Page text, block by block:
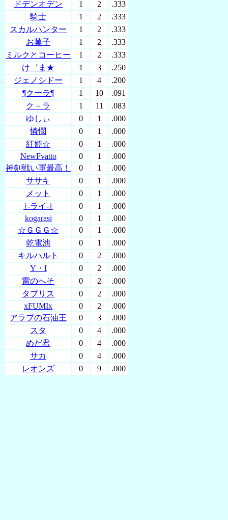
ドデンオデン
1 2
.333
騎士
1 2
.333
スカルハンター
1 2
.333
お菓子
1 2
.333
ミルクとコーヒー
1 2
.333
け゛ま★
1 3
.250
ジェノシドー
1 4
.200
¶クーラ¶
1 10
.091
ク－ラ
1 11
.083
ゆしぃ
0 1
.000
憐憫
0 1
.000
紅姫☆
0 1
.000
NewFvatto
0 1
.000
神剣戦い軍最高！
0 1
.000
ササキ
0 1
.000
メット
0 1
.000
†-ライ-†
0 1
.000
kogarasi
0 1
.000
☆ＧＧＧ☆
0 1
.000
乾電池
0 1
.000
キルハルト
0 2
.000
Y・I
0 2
.000
雷のへそ
0 2
.000
タブリス
0 2
.000
xFUMIx
0 2
.000
アラブの石油王
0 3
.000
スタ
0 4
.000
めだ君
0 4
.000
サカ
0 4
.000
レオンズ
0 9 .000